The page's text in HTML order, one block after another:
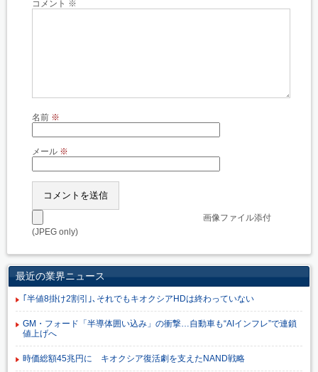
コメント ※
名前 ※
メール ※
画像ファイル添付
(JPEG only)
最近の業界ニュース
｢半値8掛け2割引｣､それでもキオクシアHDは終わっていない
GM・フォード「半導体囲い込み」の衝撃…自動車も“AIインフレ”で連鎖
値上げへ
時価総額45兆円に キオクシア復活劇を支えたNAND戦略